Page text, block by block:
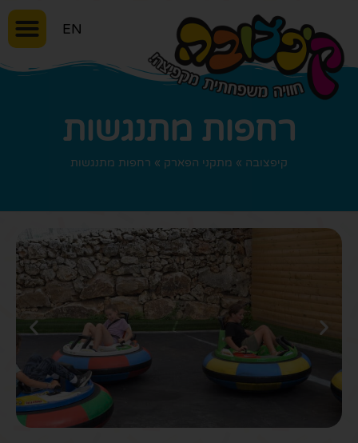
EN
רחפות מתנגשות
קיפצובה » מתקני הפארק » רחפות מתנגשות